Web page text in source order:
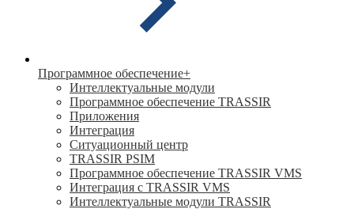
Программное обеспечение+
Интеллектуальные модули
Программное обеспечение TRASSIR
Приложения
Интеграция
Ситуационный центр
TRASSIR PSIM
Программное обеспечение TRASSIR VMS
Интеграция с TRASSIR VMS
Интеллектуальные модули TRASSIR